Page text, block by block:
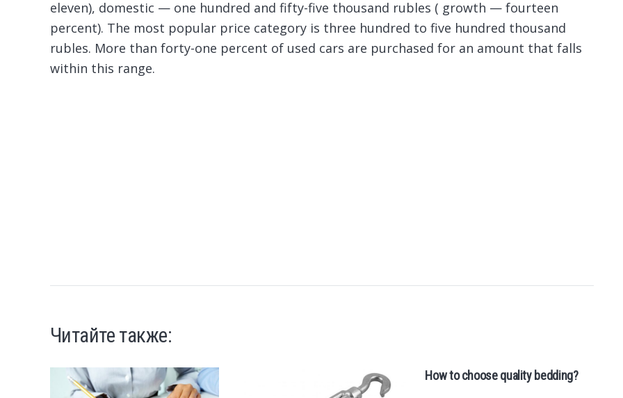
eleven), domestic — one hundred and fifty-five thousand rubles ( growth — fourteen
percent). The most popular price category is three hundred to five hundred thousand
rubles. More than forty-one percent of used cars are purchased for an amount that falls
within this range.
Читайте также:
How to choose quality bedding?